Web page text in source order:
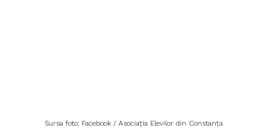
Sursa foto: Facebook / Asociația Elevilor din Constanța